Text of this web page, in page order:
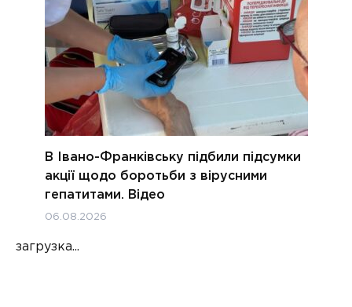
В Івано-Франківську підбили підсумки
акції щодо боротьби з вірусними
гепатитами. Відео
06.08.2026
загрузка...